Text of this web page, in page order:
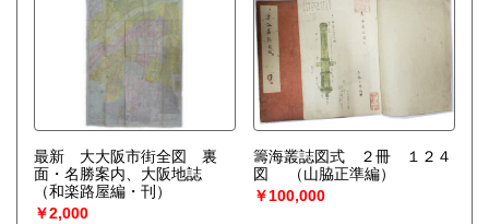
最新 大大阪市街全図 裏
面・名勝案内、大阪地誌
（和楽路屋編・刊）
￥2,000
籌海叢誌図式 ２冊 １２４
図
（山脇正準編）
￥100,000